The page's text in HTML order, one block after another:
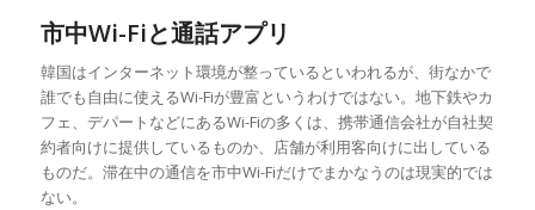
市中Wi-Fiと通話アプリ
韓国はインターネット環境が整っているといわれるが、街なかで
誰でも自由に使えるWi-Fiが豊富というわけではない。地下鉄やカ
フェ、デパートなどにあるWi-Fiの多くは、携帯通信会社が自社契
約者向けに提供しているものか、店舗が利用客向けに出している
ものだ。滞在中の通信を市中Wi-Fiだけでまかなうのは現実的では
ない。